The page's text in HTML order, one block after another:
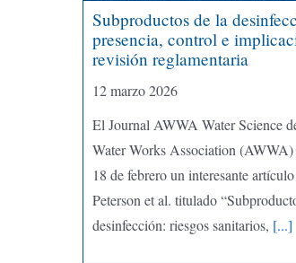
Subproductos de la
presencia, control e
revisión reglamentaria
12 marzo 2026
El Journal AWWA Water Science
Water Works Association
18 de febrero un interesante
Peterson et al. titulado
desinfección: riesgos sanitarios, [...]